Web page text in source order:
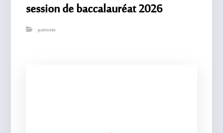
session de baccalauréat 2026
publicités